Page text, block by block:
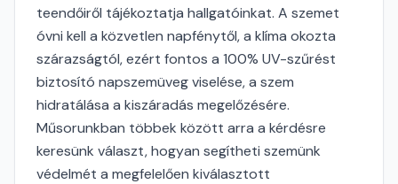
teendőiről tájékoztatja hallgatóinkat. A szemet
óvni kell a közvetlen napfénytől, a klíma okozta
szárazságtól, ezért fontos a 100% UV-szűrést
biztosító napszemüveg viselése, a szem
hidratálása a kiszáradás megelőzésére.
Műsorunkban többek között arra a kérdésre
keresünk választ, hogyan segítheti szemünk
védelmét a megfelelően kiválasztott